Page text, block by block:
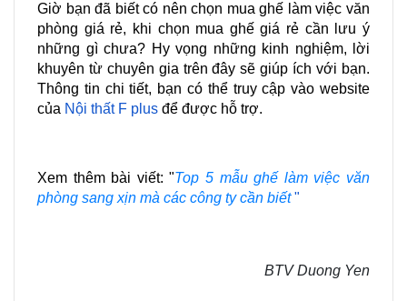
Giờ bạn đã biết có nên chọn mua ghế làm việc văn
phòng giá rẻ, khi chọn mua ghế giá rẻ cần lưu ý
những gì chưa? Hy vọng những kinh nghiệm, lời
khuyên từ chuyên gia trên đây sẽ giúp ích với bạn.
Thông tin chi tiết, bạn có thể truy cập vào website
của Nội thất F plus để được hỗ trợ.
Xem thêm bài viết: "Top 5 mẫu ghế làm việc văn
phòng sang xịn mà các công ty cần biết "
BTV Duong Yen